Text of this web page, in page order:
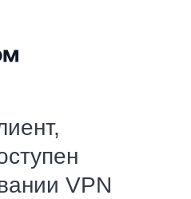
VPN